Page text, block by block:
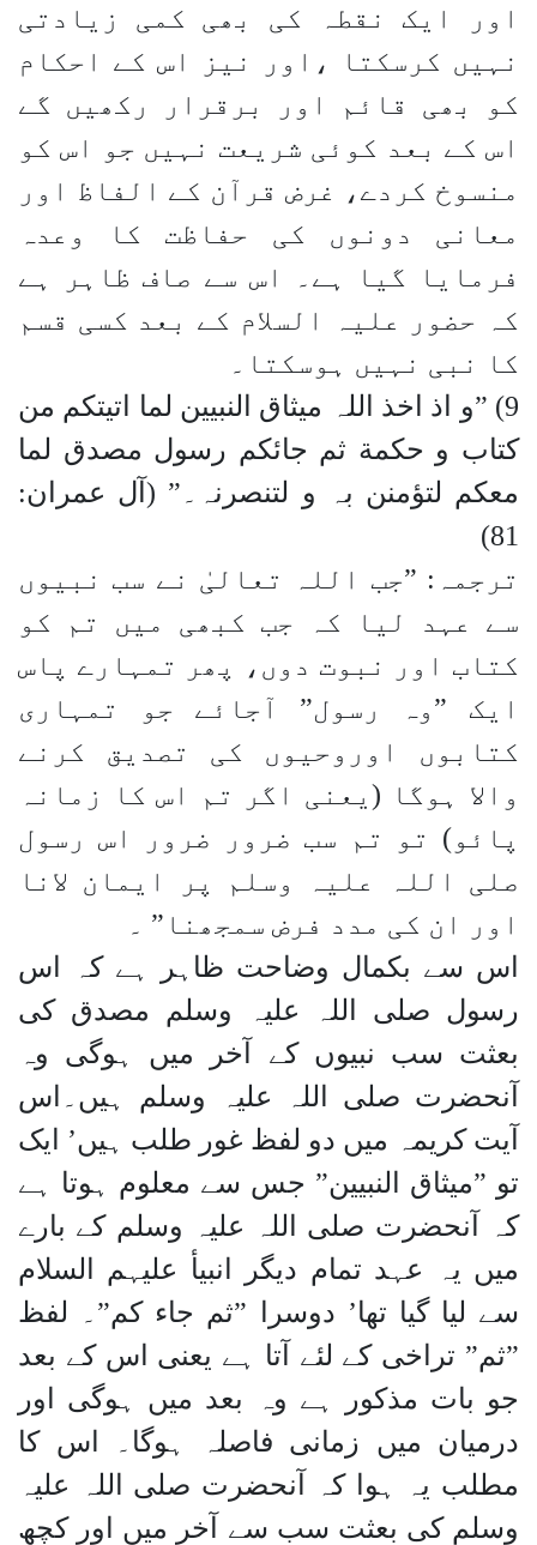
اور ایک نقطہ کی بھی کمی زیادتی
نہیں کرسکتا ،اور نیز اس کے احکام
کو بھی قائم اور برقرار رکھیں گے
اس کے بعد کوئی شریعت نہیں جو اس کو
منسوخ کردے، غرض قرآن کے الفاظ اور
معانی دونوں کی حفاظت کا وعدہ
فرمایا گیا ہے۔ اس سے صاف ظاہر ہے
کہ حضور علیہ السلام کے بعد کسی قسم
کا نبی نہیں ہوسکتا۔
9) ”و اذ اخذ اللہ میثاق النبیین لما اتیتکم من
کتاب و حکمة ثم جائکم رسول مصدق لما
معکم لتؤمنن بہ و لتنصرنہ۔” (آل عمران:
81)
ترجمہ: ”جب اللہ تعالیٰ نے سب نبیوں
سے عہد لیا کہ جب کبھی میں تم کو
کتاب اور نبوت دوں، پھر تمہارے پاس
ایک ”وہ رسول” آجائے جو تمہاری
کتابوں اوروحیوں کی تصدیق کرنے
والا ہوگا (یعنی اگر تم اس کا زمانہ
پائو) تو تم سب ضرور ضرور اس رسول
صلی اللہ علیہ وسلم پر ایمان لانا
اور ان کی مدد فرض سمجھنا” ۔
اس سے بکمال وضاحت ظاہر ہے کہ اس
رسول صلی اللہ علیہ وسلم مصدق کی
بعثت سب نبیوں کے آخر میں ہوگی وہ
آنحضرت صلی اللہ علیہ وسلم ہیں۔اس
آیت کریمہ میں دو لفظ غور طلب ہیں’ ایک
تو ”میثاق النبیین” جس سے معلوم ہوتا ہے
کہ آنحضرت صلی اللہ علیہ وسلم کے بارے
میں یہ عہد تمام دیگر انبیأ علیہم السلام
سے لیا گیا تھا’ دوسرا ”ثم جاء کم”۔ لفظ
”ثم” تراخی کے لئے آتا ہے یعنی اس کے بعد
جو بات مذکور ہے وہ بعد میں ہوگی اور
درمیان میں زمانی فاصلہ ہوگا۔ اس کا
مطلب یہ ہوا کہ آنحضرت صلی اللہ علیہ
وسلم کی بعثت سب سے آخر میں اور کچھ